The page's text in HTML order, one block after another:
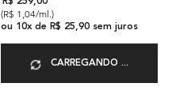
R$ 259,00
(R$ 1,04/ml.)
ou 10x deR$ 25,90 sem juros
CARREGANDO ...